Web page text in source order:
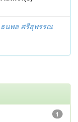
ธนพล ศรีสุพรรณ
1